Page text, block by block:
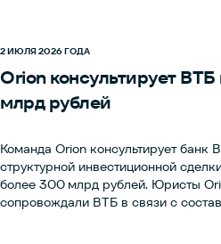
2 ИЮЛЯ 2026 ГОДА
Orion консультирует
млрд рублей
Команда Orion консультирует банк
структурной инвестиционной
более 300 млрд рублей. Юристы
сопровождали ВТБ в связи с